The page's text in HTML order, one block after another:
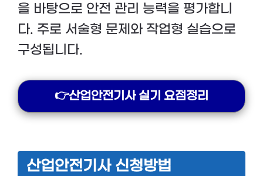
을 바탕으로 안전 관리 능력을 평가합니
다. 주로 서술형 문제와 작업형 실습으로
구성됩니다.
👉산업안전기사 실기 요점정리
산업안전기사 신청방법